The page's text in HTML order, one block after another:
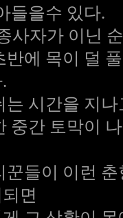
들을수 있다.
사자가 이닌
반에 목이 덜
는 시간을 지
중간 토막이
꾼들이 이런
면